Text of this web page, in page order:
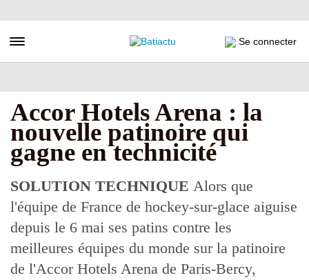
au
principal
Toggle navigation Se connecter
Accor Hotels Arena : la
nouvelle patinoire qui
gagne en technicité
SOLUTION TECHNIQUE Alors que
l'équipe de France de hockey-sur-glace aiguise
depuis le 6 mai ses patins contre les
meilleures équipes du monde sur la patinoire
de l'Accor Hotels Arena de Paris-Bercy,